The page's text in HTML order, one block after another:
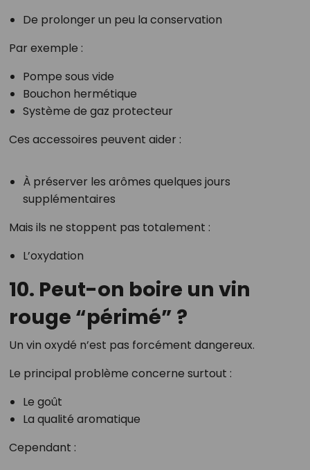
De prolonger un peu la conservation
Par exemple :
Pompe sous vide
Bouchon hermétique
Système de gaz protecteur
Ces accessoires peuvent aider :
À préserver les arômes quelques jours
supplémentaires
Mais ils ne stoppent pas totalement :
L’oxydation
10. Peut-on boire un vin
rouge “périmé” ?
Un vin oxydé n’est pas forcément dangereux.
Le principal problème concerne surtout :
Le goût
La qualité aromatique
Cependant :